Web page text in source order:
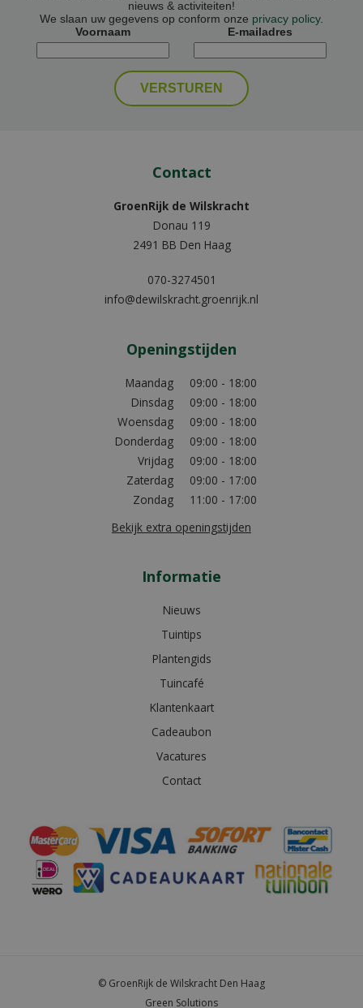
nieuws & activiteiten!
We slaan uw gegevens op conform onze privacy policy.
Voornaam
E-mailadres
Contact
GroenRijk de Wilskracht
Donau 119
2491 BB Den Haag
070-3274501
info@dewilskracht.groenrijk.nl
Openingstijden
Maandag
09:00 - 18:00
Dinsdag
09:00 - 18:00
Woensdag
09:00 - 18:00
Donderdag
09:00 - 18:00
Vrijdag
09:00 - 18:00
Zaterdag
09:00 - 17:00
Zondag
11:00 - 17:00
Bekijk extra openingstijden
Informatie
Nieuws
Tuintips
Plantengids
Tuincafé
Klantenkaart
Cadeaubon
Vacatures
Contact
© GroenRijk de Wilskracht Den Haag
Green Solutions